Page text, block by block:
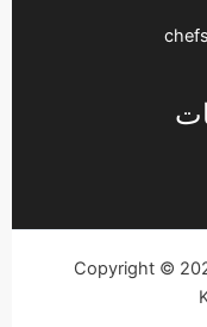
Copyright ©